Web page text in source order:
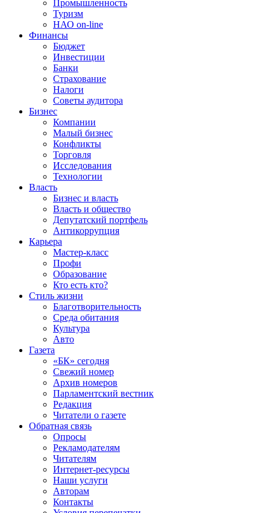
Промышленность
Туризм
НАО on-line
Финансы
Бюджет
Инвестиции
Банки
Страхование
Налоги
Советы аудитора
Бизнес
Компании
Малый бизнес
Конфликты
Торговля
Исследования
Технологии
Власть
Бизнес и власть
Власть и общество
Депутатский портфель
Антикоррупция
Карьера
Мастер-класс
Профи
Образование
Кто есть кто?
Стиль жизни
Благотворительность
Среда обитания
Культура
Авто
Газета
«БК» сегодня
Свежий номер
Архив номеров
Парламентский вестник
Редакция
Читатели о газете
Обратная связь
Опросы
Рекламодателям
Читателям
Интернет-ресурсы
Наши услуги
Авторам
Контакты